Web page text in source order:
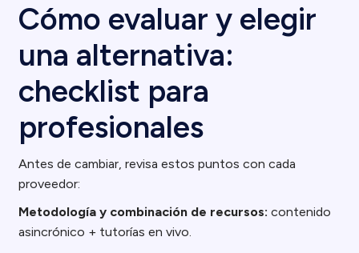
Cómo evaluar y elegir
una alternativa:
checklist para
profesionales
Antes de cambiar, revisa estos puntos con cada
proveedor:
Metodología y combinación de recursos: contenido
asincrónico + tutorías en vivo.